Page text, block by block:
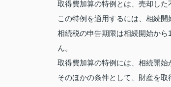
取得費加算の特例とは、売却した
この特例を適用するには、相続
相続税の申告期限は相続開始か
ん。
取得費加算の特例には、相続開始
そのほかの条件として、財産を